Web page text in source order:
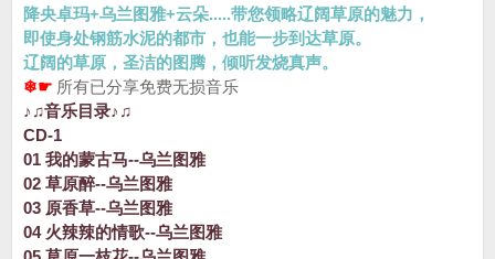
降央卓玛+乌兰图雅+云朵.....带您领略辽阔草原的魅力，
即使身处钢筋水泥的都市，也能一步到达草原。
辽阔的草原，圣洁的图腾，倾听发烧真声。
❄☛ 所有已分享免费无损音乐
♪♫音乐目录♪♫
CD-1
01 我的蒙古马--乌兰图雅
02 草原醉--乌兰图雅
03 原香草--乌兰图雅
04 火辣辣的情歌--乌兰图雅